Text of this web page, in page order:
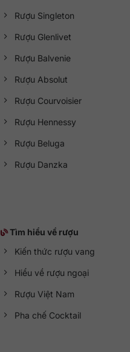
Rượu Singleton
Rượu Glenlivet
Rượu Balvenie
Rượu Absolut
Rượu Courvoisier
Rượu Hennessy
Rượu Beluga
Rượu Danzka
Tìm hiểu về rượu
Kiến thức rượu vang
Hiểu về rượu ngoại
Rượu Việt Nam
Pha chế Cocktail